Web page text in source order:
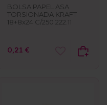
BOLSA PAPEL ASA
TORSIONADA KRAFT
18+8x24 C/250 222.11
0,21 €